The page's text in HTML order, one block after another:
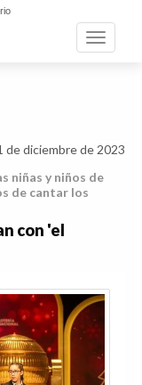
Toggle
de diciembre de 2023
niñas y niños de
de cantar los
con 'el